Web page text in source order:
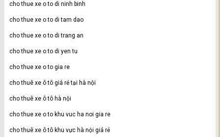
cho thue xe o to di ninh binh
cho thue xe o to di tam dao
cho thue xe o to di trang an
cho thue xe o to di yen tu
cho thue xe o to gia re
cho thuê xe ô tô giá rẻ tại hà nội
cho thuê xe ô tô hà nội
cho thue xe o to khu vuc ha noi gia re
cho thuê xe ô tô khu vực hà nội giá rẻ